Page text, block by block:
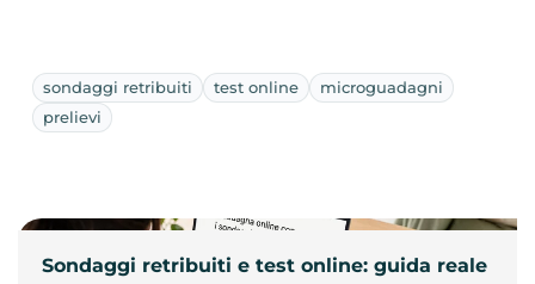
sondaggi retribuiti test online
microguadagni
prelievi
Sondaggi retribuiti e test online: guida reale